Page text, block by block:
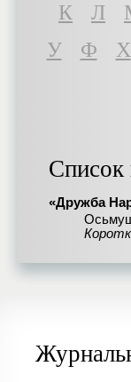
К
Л
У
Ф Х
Список
«Дружба